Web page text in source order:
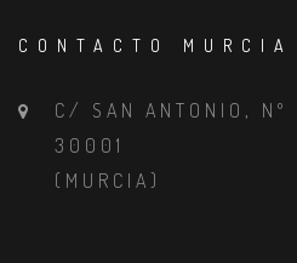
CONTACTO MURCIA
C/ SAN ANTONIO, Nº
30001
(MURCIA)